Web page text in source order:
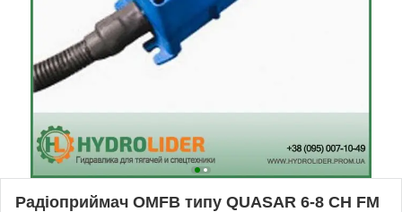
Радіоприймач OMFB типу QUASAR 6-8 CH FM